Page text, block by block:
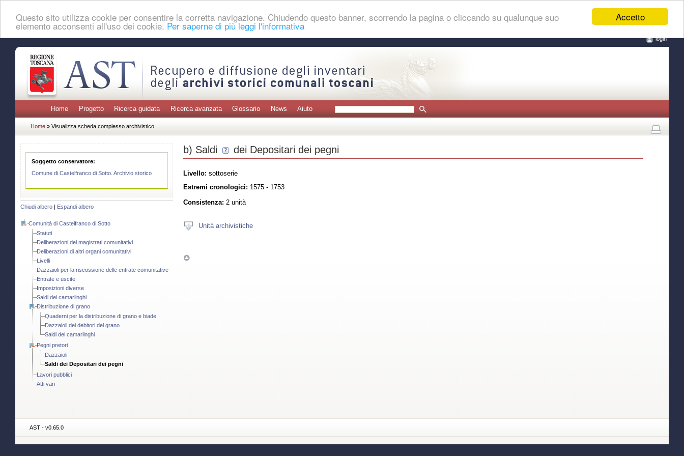
Accetto
Questo sito utilizza cookie per consentire la corretta navigazione. Chiudendo questo banner, scorrendo la pagina o cliccando su qualunque suo
elemento acconsenti all'uso dei cookie. Per saperne di più leggi l'informativa
login
Home Progetto Ricerca guidata Ricerca avanzata Glossario News Aiuto
Home » Visualizza scheda complesso archivistico
Soggetto conservatore:
Comune di Castelfranco di Sotto. Archivio storico
Chiudi albero Espandi albero
Comunità di Castelfranco di Sotto
Statuti
Deliberazioni dei magistrati comunitativi
Deliberazioni di altri organi comunitativi
Livelli
Dazzaioli per la riscossione delle entrate comunitative
Entrate e uscite
Imposizioni diverse
Saldi dei camarlinghi
Distribuzione di grano
Quaderni per la distribuzione di grano e biade
Dazzaioli dei debitori del grano
Saldi dei camarlinghi
Pegni pretori
Dazzaioli
Saldi dei Depositari dei pegni
Lavori pubblici
Atti vari
b) Saldi dei Depositari dei pegni
Livello: sottoserie
Estremi cronologici: 1575 - 1753
Consistenza: 2 unità
Unità archivistiche
AST - v0.65.0